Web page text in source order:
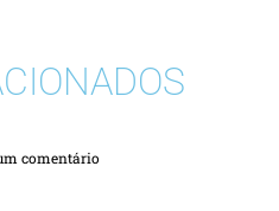
comentário